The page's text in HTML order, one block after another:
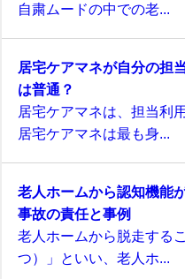
自粛ムードの中での老...
居宅ケアマネが自分の担
は普通？
居宅ケアマネは、担当利
居宅ケアマネは最も身...
老人ホームから認知機能
事故の責任と事例
老人ホームから脱走する
つ）」といい、老人ホ...